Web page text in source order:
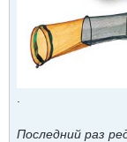
Последний раз